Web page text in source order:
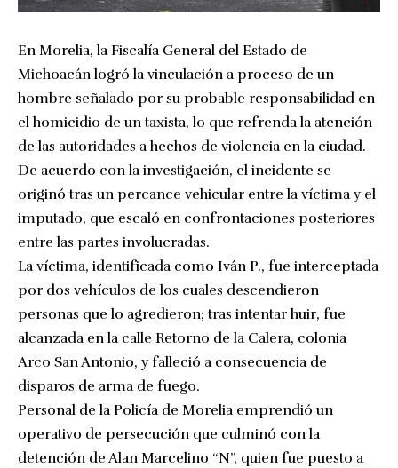
En Morelia, la Fiscalía General del Estado de
Michoacán logró la vinculación a proceso de un
hombre señalado por su probable responsabilidad en
el homicidio de un taxista, lo que refrenda la atención
de las autoridades a hechos de violencia en la ciudad.
De acuerdo con la investigación, el incidente se
originó tras un percance vehicular entre la víctima y el
imputado, que escaló en confrontaciones posteriores
entre las partes involucradas.
La víctima, identificada como Iván P., fue interceptada
por dos vehículos de los cuales descendieron
personas que lo agredieron; tras intentar huir, fue
alcanzada en la calle Retorno de la Calera, colonia
Arco San Antonio, y falleció a consecuencia de
disparos de arma de fuego.
Personal de la Policía de Morelia emprendió un
operativo de persecución que culminó con la
detención de Alan Marcelino “N”, quien fue puesto a